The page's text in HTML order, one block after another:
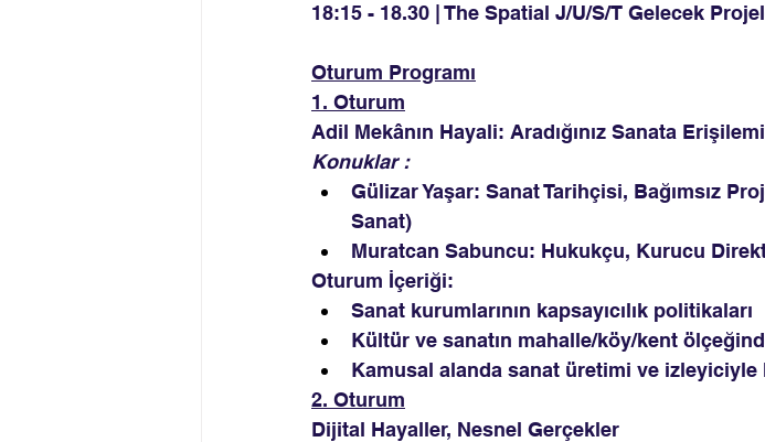
18:15 - 18.30 | The Spatial J/U/S/T Gelecek
Oturum Programı
1. Oturum
Adil Mekânın Hayali: Aradığınız Sanata
Konuklar :
Gülizar Yaşar: Sanat Tarihçisi, Bağımsız
Sanat)
Muratcan Sabuncu: Hukukçu, Kurucu
Oturum İçeriği:
Sanat kurumlarının kapsayıcılık politikaları
Kültür ve sanatın mahalle/köy/kent
Kamusal alanda sanat üretimi ve izleyiciyle
2. Oturum
Dijital Hayaller, Nesnel Gerçekler